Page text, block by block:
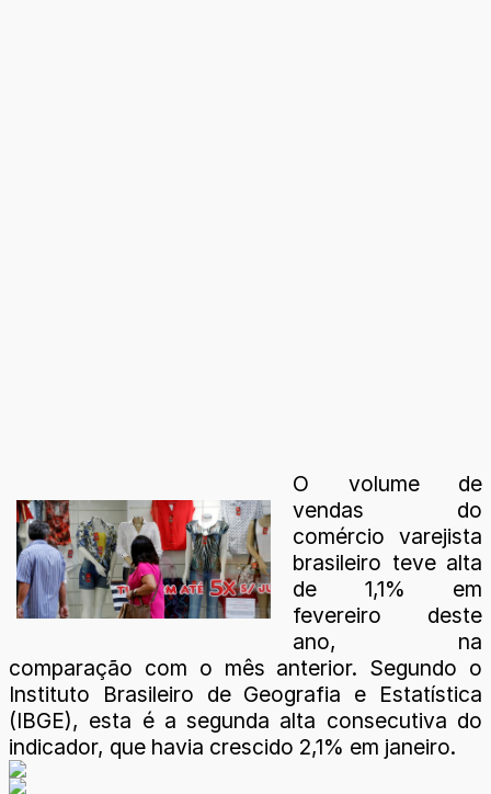
O volume de
vendas do
comércio varejista
brasileiro teve alta
de 1,1% em
fevereiro deste
ano, na
comparação com o mês anterior. Segundo o
Instituto Brasileiro de Geografia e Estatística
(IBGE), esta é a segunda alta consecutiva do
indicador, que havia crescido 2,1% em janeiro.